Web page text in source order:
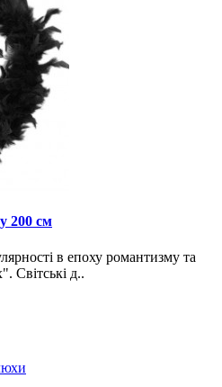
200 см
в епоху романтизму та
Світські д..